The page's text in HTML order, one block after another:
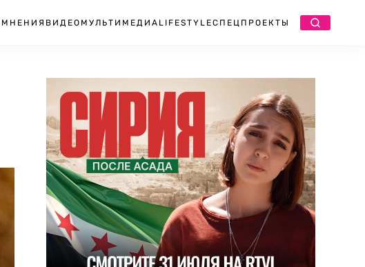
МНЕНИЯ ВИДЕО МУЛЬТИМЕДИА LIFESTYLEСПЕЦПРОЕКТЫ